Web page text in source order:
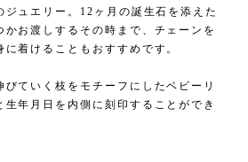
ジュエリー。12ヶ月の誕生石を添えた
お渡しするその時まで、チェーンを
着けることもおすすめです。
ていく枝をモチーフにしたベビーリ
年月日を内側に刻印することができ